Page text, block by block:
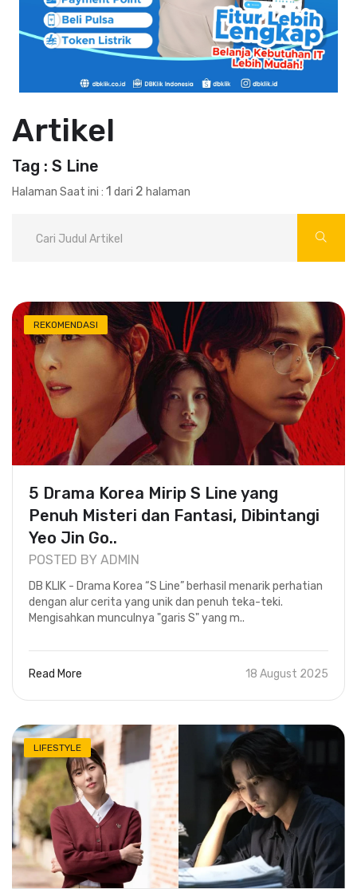
Artikel
Tag : S Line
Halaman Saat ini : 1 dari 2 halaman
REKOMENDASI
5 Drama Korea Mirip S Line yang
Penuh Misteri dan Fantasi, Dibintangi
Yeo Jin Go..
POSTED BY ADMIN
DB KLIK - Drama Korea “S Line” berhasil menarik perhatian
dengan alur cerita yang unik dan penuh teka-teki.
Mengisahkan munculnya "garis S" yang m..
Read More 18 August 2025
LIFESTYLE